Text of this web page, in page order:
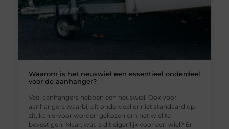
Waarom is het neuswiel een essentieel onderdeel
voor de aanhanger?
Veel aanhangers hebben een neuswiel. Ook voor
aanhangers waarbij dit onderdeel er niet standaard op
zit, kan ervoor worden gekozen om het wiel te
bevestigen. Maar, wat is dit eigenlijk voor een wiel? En